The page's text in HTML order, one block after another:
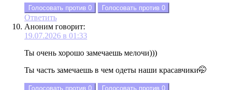
Голосовать против 0 Голосовать против 0
Ответить
Аноним говорит:
19.07.2026 в 01:33
Ты очень хорошо замечаешь мелочи)))
Ты часть замечаешь в чем одеты наши красавчики🤭
Голосовать против 0 Голосовать против 0